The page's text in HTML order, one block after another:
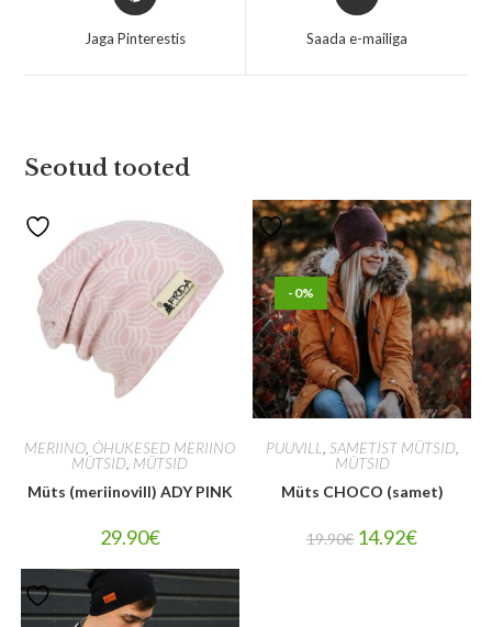
Jaga Pinterestis Saada e-mailiga
Seotud tooted
MERIINO ÕHUKESED MERIINO
MÜTSID MÜTSID
Müts (meriinovill) ADY PINK
29.90€
-0%
PUUVILL SAMETIST MÜTSID,
MÜTSID
Müts CHOCO (samet)
19.90€ 14.92€